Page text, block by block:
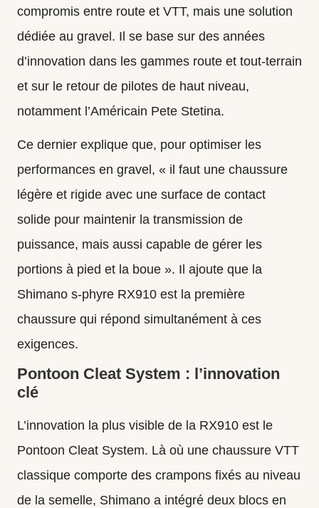
compromis entre route et VTT, mais une solution
dédiée au gravel. Il se base sur des années
d’innovation dans les gammes route et tout‑terrain
et sur le retour de pilotes de haut niveau,
notamment l’Américain Pete Stetina.
Ce dernier explique que, pour optimiser les
performances en gravel, « il faut une chaussure
légère et rigide avec une surface de contact
solide pour maintenir la transmission de
puissance, mais aussi capable de gérer les
portions à pied et la boue ». Il ajoute que la
Shimano s-phyre RX910 est la première
chaussure qui répond simultanément à ces
exigences.
Pontoon Cleat System : l’innovation
clé
L’innovation la plus visible de la RX910 est le
Pontoon Cleat System. Là où une chaussure VTT
classique comporte des crampons fixés au niveau
de la semelle, Shimano a intégré deux blocs en